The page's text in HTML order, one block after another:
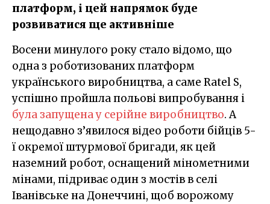
платформ, і цей напрямок буде
розвиватися ще активніше
Восени минулого року стало відомо, що
одна з роботизованих платформ
українського виробництва, а саме Ratel S,
успішно пройшла польові випробування і
була запущена у серійне виробництво. А
нещодавно з’явилося відео роботи бійців 5-
ї окремої штурмової бригади, як цей
наземний робот, оснащений мінометними
мінами, підриває один з мостів в селі
Іванівське на Донеччині, щоб ворожому